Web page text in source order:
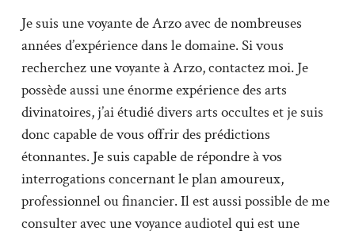
Je suis une voyante de Arzo avec de nombreuses
années d’expérience dans le domaine. Si vous
recherchez une voyante à Arzo, contactez moi. Je
possède aussi une énorme expérience des arts
divinatoires, j’ai étudié divers arts occultes et je suis
donc capable de vous offrir des prédictions
étonnantes. Je suis capable de répondre à vos
interrogations concernant le plan amoureux,
professionnel ou financier. Il est aussi possible de me
consulter avec une voyance audiotel qui est une